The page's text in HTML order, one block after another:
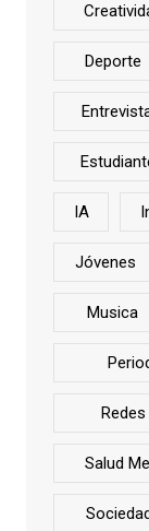
Deporte
IA
Jóvenes
Musica
Salud